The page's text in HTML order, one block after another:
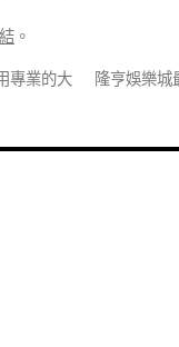
。
專業的大
隆亨娛樂城